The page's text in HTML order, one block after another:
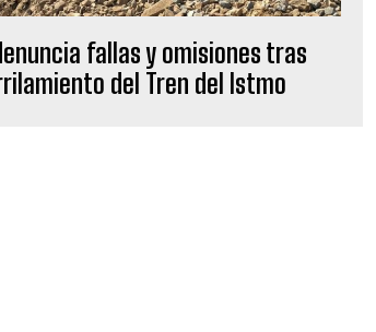
fallas y omisiones tras
del Tren del Istmo